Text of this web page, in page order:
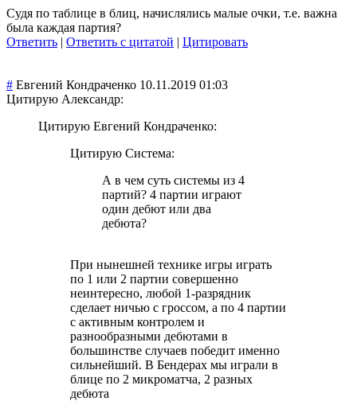
Судя по таблице в блиц, начислялись малые очки, т.е. важна
была каждая партия?
Ответить | Ответить с цитатой | Цитировать
# Евгений Кондраченко 10.11.2019 01:03
Цитирую Александр:
Цитирую Евгений Кондраченко:
Цитирую Система:
А в чем суть системы из 4
партий? 4 партии играют
один дебют или два
дебюта?
При нынешней технике игры играть
по 1 или 2 партии совершенно
неинтересно, любой 1-разрядник
сделает ничью с гроссом, а по 4 партии
с активным контролем и
разнообразными дебютами в
большинстве случаев победит именно
сильнейший. В Бендерах мы играли в
блице по 2 микроматча, 2 разных
дебюта